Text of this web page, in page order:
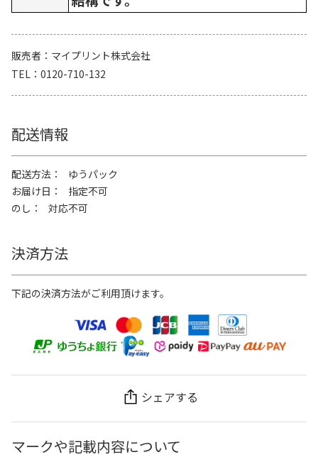
販売者
マイプリント株式会社
TEL
0120-710-132
配送情報
配送方法
ゆうパック
お届け日
指定不可
のし
対応不可
決済方法
下記の決済方法がご利用頂けます。
シェアする
マークや記載内容について